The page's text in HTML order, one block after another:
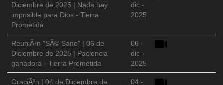
Diciembre de 2025 | Nada hay
imposible para Dios - Tierra
Prometida
dic -
2025
ReuniÃ³n "SÃ© Sano" | 06 de
Diciembre de 2025 | Paciencia
ganadora - Tierra Prometida
06 -
dic -
2025
OraciÃ³n | 04 de Diciembre de
04 -